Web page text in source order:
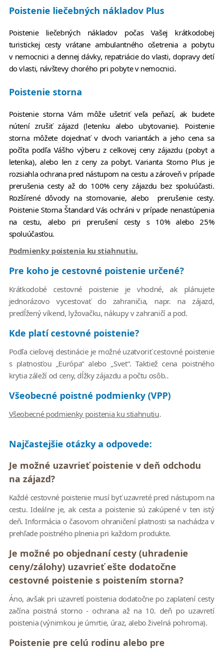
Poistenie liečebných nákladov Plus
Poistenie liečebných nákladov počas Vašej krátkodobej
turistickej cesty vrátane ambulantného ošetrenia a pobytu
v nemocnici a dennej dávky, repatriácie do vlasti, dopravy detí
do vlasti, návštevy chorého pri pobyte v nemocnici.
Poistenie storna
Poistenie storna Vám môže ušetriť veľa peňazí, ak budete
nútení zrušiť zájazd (letenku alebo ubytovanie). Poistenie
storna môžete dojednať v dvoch variantách a jeho cena sa
počíta podľa Vášho výberu z celkovej ceny zájazdu (pobyt a
letenka), alebo len z ceny za pobyt. Varianta Storno Plus je
rozsiahla ochrana pred nástupom na cestu a zároveň v prípade
prerušenia cesty až do 100% ceny zájazdu bez spoluúčasti.
Rozšírené dôvody na stornovanie, alebo prerušenie cesty.
Poistenie Storna Štandard Vás ochráni v prípade nenastúpenia
na cestu, alebo pri prerušení cesty s 10% alebo 25%
spoluúčasťou.
Podmienky poistenia ku stiahnutiu.
Pre koho je cestovné poistenie určené?
Krátkodobé cestovné poistenie je vhodné, ak plánujete
jednorázovo vycestovať do zahraničia, napr. na zájazd,
predĺžený víkend, lyžovačku, nákupy v zahraničí a pod.
Kde platí cestovné poistenie?
Podľa cieľovej destinácie je možné uzatvoriť cestovné poistenie
s platnosťou „Európa“ alebo „Svet“. Taktiež cena poistného
krytia záleží od ceny, dĺžky zájazdu a počtu osôb..
Všeobecné poistné podmienky (VPP)
Všeobecné podmienky poistenia ku stiahnutiu.
Najčastejšie otázky a odpovede:
Je možné uzavrieť poistenie v deň odchodu
na zájazd?
Každé cestovné poistenie musí byť uzavreté pred nástupom na
cestu. Ideálne je, ak cesta a poistenie sú zakúpené v ten istý
deň. Informácia o časovom ohraničení platnosti sa nachádza v
prehľade poistného plnenia pri každom produkte.
Je možné po objednaní cesty (uhradenie
ceny/zálohy) uzavrieť ešte dodatočne
cestovné poistenie s poistením storna?
Áno, avšak pri uzavretí poistenia dodatočne po zaplatení cesty
začína poistná storno - ochrana až na 10. deň po uzavretí
poistenia (výnimkou je úmrtie, úraz, alebo živelná pohroma).
Poistenie pre celú rodinu alebo pre